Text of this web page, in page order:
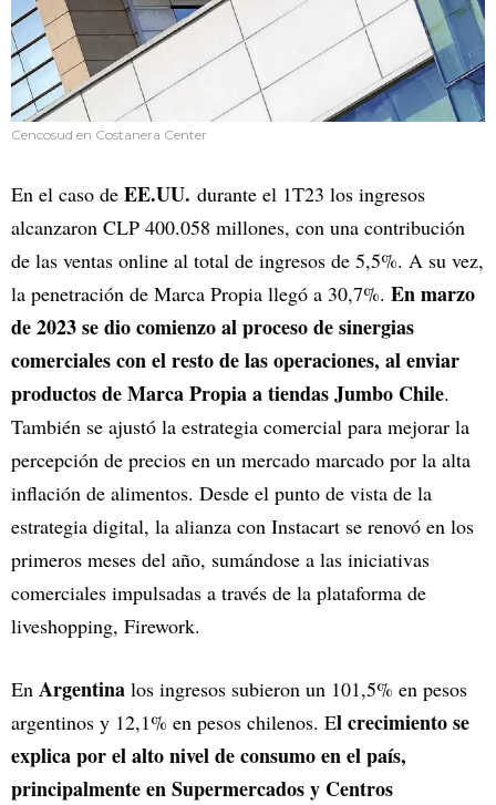
Cencosud en Costanera Center
En el caso de EE.UU. durante el 1T23 los ingresos
alcanzaron CLP 400.058 millones, con una contribución
de las ventas online al total de ingresos de 5,5%. A su vez,
la penetración de Marca Propia llegó a 30,7%. En marzo
de 2023 se dio comienzo al proceso de sinergias
comerciales con el resto de las operaciones, al enviar
productos de Marca Propia a tiendas Jumbo Chile.
También se ajustó la estrategia comercial para mejorar la
percepción de precios en un mercado marcado por la alta
inflación de alimentos. Desde el punto de vista de la
estrategia digital, la alianza con Instacart se renovó en los
primeros meses del año, sumándose a las iniciativas
comerciales impulsadas a través de la plataforma de
liveshopping, Firework.
En Argentina los ingresos subieron un 101,5% en pesos
argentinos y 12,1% en pesos chilenos. El crecimiento se
explica por el alto nivel de consumo en el país,
principalmente en Supermercados y Centros